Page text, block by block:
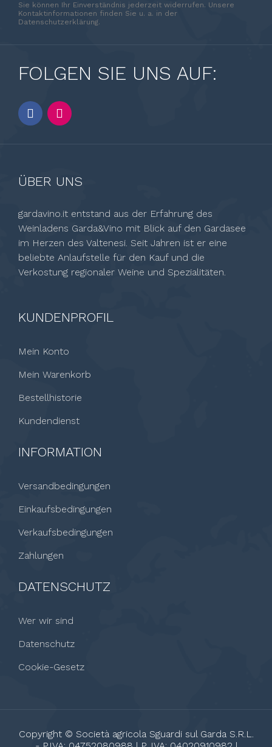
Sie können Ihr Einverständnis jederzeit widerrufen. Unsere
Kontaktinformationen finden Sie u. a. in der
Datenschutzerklärung.
FOLGEN SIE UNS AUF:
ÜBER UNS
gardavino.it entstand aus der Erfahrung des
Weinladens Garda&Vino mit Blick auf den Gardasee
im Herzen des Valtenesi. Seit Jahren ist er eine
beliebte Anlaufstelle für den Kauf und die
Verkostung regionaler Weine und Spezialitäten.
KUNDENPROFIL
Mein Konto
Mein Warenkorb
Bestellhistorie
Kundendienst
INFORMATION
Versandbedingungen
Einkaufsbedingungen
Verkaufsbedingungen
Zahlungen
DATENSCHUTZ
Wer wir sind
Datenschutz
Cookie-Gesetz
Copyright © Società agricola Sguardi sul Garda S.R.L.